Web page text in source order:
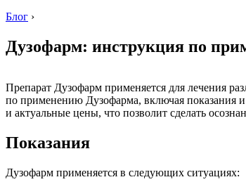
Блог ›
Дузофарм: инструкция по
Препарат Дузофарм применяется для лечения
по применению Дузофарма, включая показания
и актуальные цены, что позволит сделать
Показания
Дузофарм применяется в следующих ситуациях: